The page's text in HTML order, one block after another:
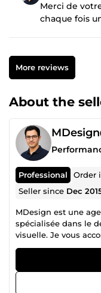
Merci de
chaque fois
More reviews
About the
MDesign
Professional Order
Seller since Dec
MDesign est une
spécialisée dans le
visuelle. Je vous
votre image avec
professionnels et
imprimés, contenus
Graphiste et